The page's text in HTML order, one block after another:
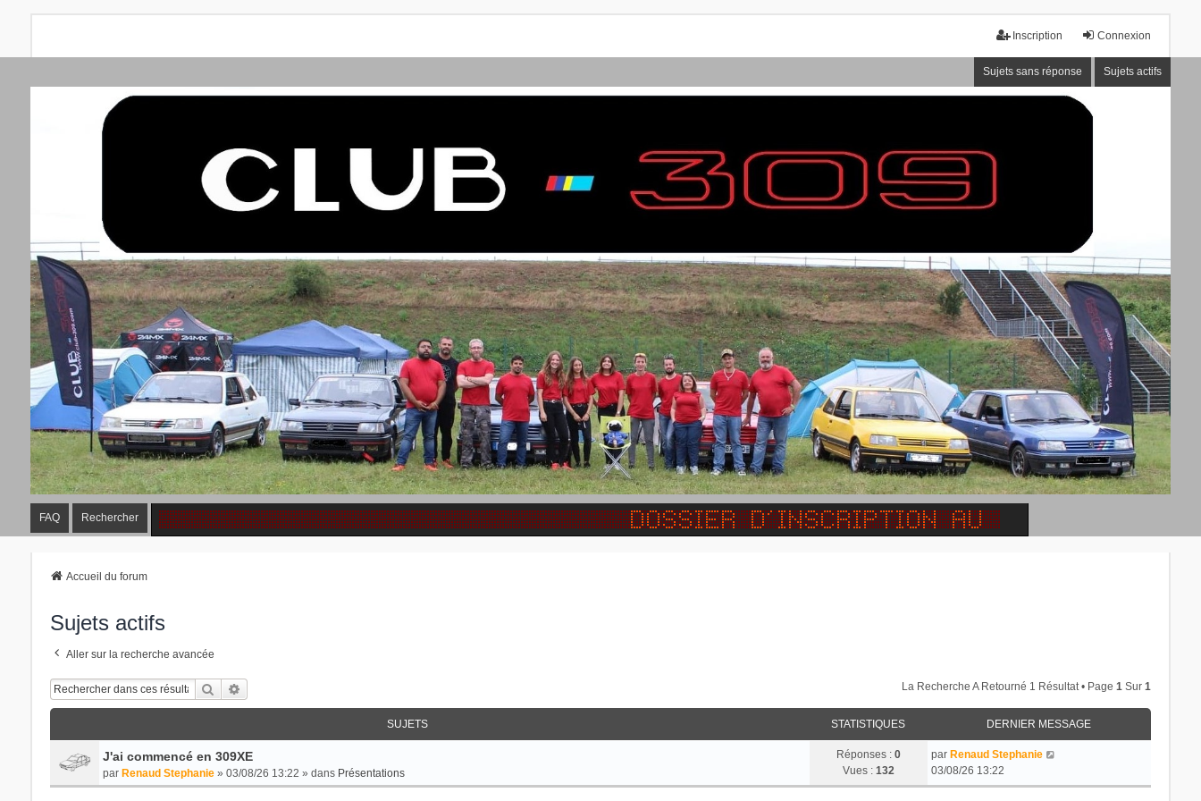
Connexion
Inscription
Sujets sans réponse Sujets actifs
FAQ Rechercher
Accueil du forum
Sujets actifs
Aller sur la recherche avancée
Rechercher La Recherche A Retourné 1 Résultat • Page1 Sur1
SUJETS STATISTIQUES DERNIER MESSAGE
J'ai commencé en 309XE
par Renaud Stephanie» 03/08/26 13:22 » dans Présentations
Réponses : 0
Vues : 132
par Renaud Stephanie
03/08/26 13:22